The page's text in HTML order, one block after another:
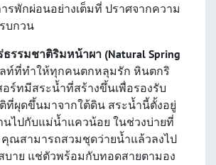
รพักผ่อนอย่างเต็มที่ ปราศจากความ
บกวน
รรมชาติริมหน้าผา (Natural Spring
ท์ที่ทำให้ทุกคนตกหลุมรัก หินตกริ
อร์ทมีสระน้ำที่สร้างขึ้นเพื่อรองรับ
ที่ผุดขึ้นมาจากใต้ดิน สระน้ำนี้ตั้งอยู่
ไปกับแม่น้ำแควน้อย ในช่วงบ่ายที่
ณสามารถสวมชุดว่ายน้ำแล้วลงไป
บาย แช่ตัวพร้อมกับทอดสายตามอง